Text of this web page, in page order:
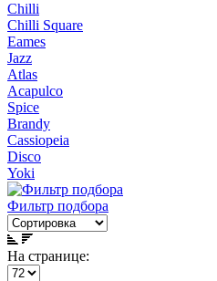
Chilli
Chilli Square
Eames
Jazz
Atlas
Acapulco
Spice
Brandy
Cassiopeia
Disco
Yoki
Фильтр подбора
На странице: